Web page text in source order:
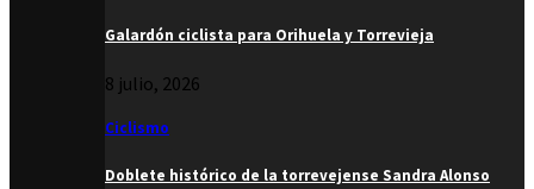
Galardón ciclista para Orihuela y Torrevieja
8 julio, 2026
Ciclismo
Doblete histórico de la torrevejense Sandra Alonso